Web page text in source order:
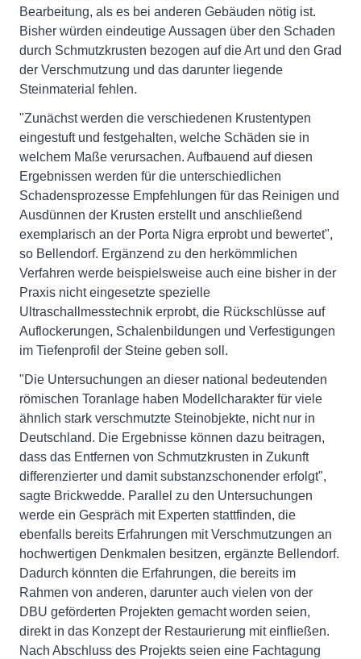
Bearbeitung, als es bei anderen Gebäuden nötig ist.
Bisher würden eindeutige Aussagen über den Schaden
durch Schmutzkrusten bezogen auf die Art und den Grad
der Verschmutzung und das darunter liegende
Steinmaterial fehlen.
"Zunächst werden die verschiedenen Krustentypen
eingestuft und festgehalten, welche Schäden sie in
welchem Maße verursachen. Aufbauend auf diesen
Ergebnissen werden für die unterschiedlichen
Schadensprozesse Empfehlungen für das Reinigen und
Ausdünnen der Krusten erstellt und anschließend
exemplarisch an der Porta Nigra erprobt und bewertet",
so Bellendorf. Ergänzend zu den herkömmlichen
Verfahren werde beispielsweise auch eine bisher in der
Praxis nicht eingesetzte spezielle
Ultraschallmesstechnik erprobt, die Rückschlüsse auf
Auflockerungen, Schalenbildungen und Verfestigungen
im Tiefenprofil der Steine geben soll.
"Die Untersuchungen an dieser national bedeutenden
römischen Toranlage haben Modellcharakter für viele
ähnlich stark verschmutzte Steinobjekte, nicht nur in
Deutschland. Die Ergebnisse können dazu beitragen,
dass das Entfernen von Schmutzkrusten in Zukunft
differenzierter und damit substanzschonender erfolgt",
sagte Brickwedde. Parallel zu den Untersuchungen
werde ein Gespräch mit Experten stattfinden, die
ebenfalls bereits Erfahrungen mit Verschmutzungen an
hochwertigen Denkmalen besitzen, ergänzte Bellendorf.
Dadurch könnten die Erfahrungen, die bereits im
Rahmen von anderen, darunter auch vielen von der
DBU geförderten Projekten gemacht worden seien,
direkt in das Konzept der Restaurierung mit einfließen.
Nach Abschluss des Projekts seien eine Fachtagung